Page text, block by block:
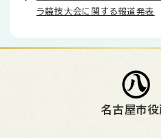
ラ競技大会に関する報道発表
名古屋市役